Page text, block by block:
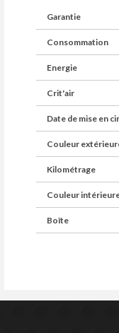
Garantie
Consommation
Energie
Crit'air
Date de mise en
Couleur
Kilométrage
Couleur
Boîte